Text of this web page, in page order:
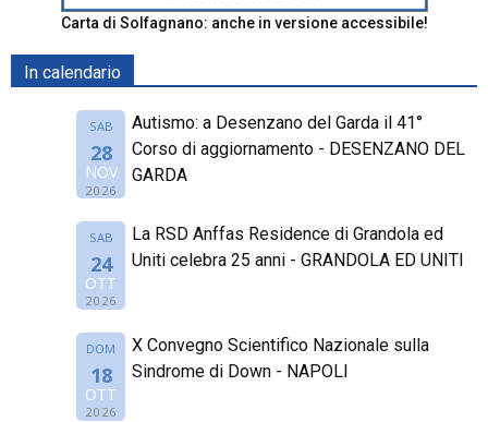
Carta di Solfagnano: anche in versione accessibile!
In calendario
SAB
28
NOV
2026
Autismo: a Desenzano del Garda il 41°
Corso di aggiornamento - DESENZANO DEL
GARDA
SAB
24
OTT
2026
La RSD Anffas Residence di Grandola ed
Uniti celebra 25 anni - GRANDOLA ED UNITI
DOM
18
OTT
2026
X Convegno Scientifico Nazionale sulla
Sindrome di Down - NAPOLI